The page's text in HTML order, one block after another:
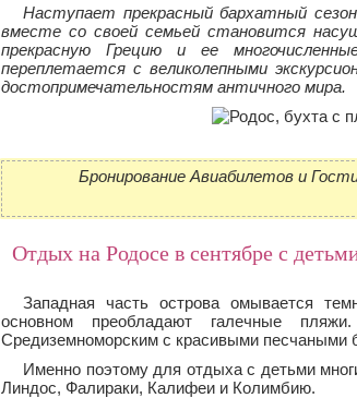
Наступает прекрасный бархатный
вместе со своей семьей становится
прекрасную Грецию и ее
переплетается с великолепными
достопримечательностям античного мира.
Бронирование Авиабилетов и
Отдых на Родосе в сентябре с
Западная часть острова омывается
основном преобладают галечные
Средиземноморским с красивыми песчаными
Именно поэтому для отдыха с детьми
Линдос, Фалираки, Калифеи и Колимбию.